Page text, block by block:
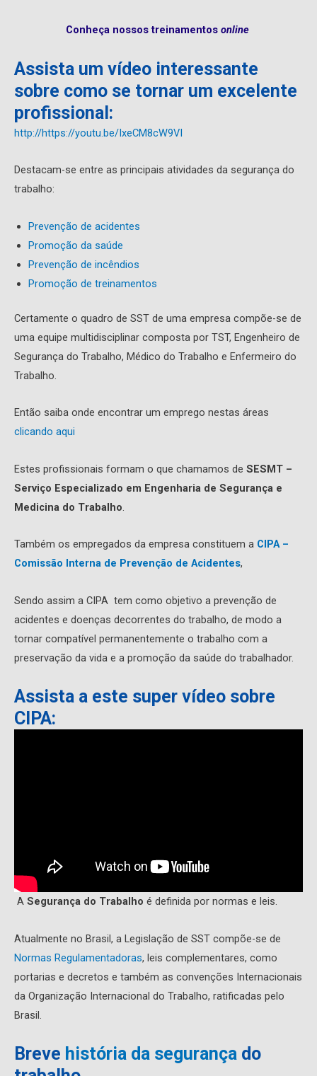
Conheça nossos treinamentos online
Assista um vídeo interessante
sobre como se tornar um excelente
profissional:
http://https://youtu.be/IxeCM8cW9VI
Destacam-se entre as principais atividades da segurança do
trabalho:
Prevenção de acidentes
Promoção da saúde
Prevenção de incêndios
Promoção de treinamentos
Certamente o quadro de SST de uma empresa compõe-se de
uma equipe multidisciplinar composta por TST, Engenheiro de
Segurança do Trabalho, Médico do Trabalho e Enfermeiro do
Trabalho.
Então saiba onde encontrar um emprego nestas áreas
clicando aqui
Estes profissionais formam o que chamamos de SESMT –
Serviço Especializado em Engenharia de Segurança e
Medicina do Trabalho.
Também os empregados da empresa constituem a CIPA –
Comissão Interna de Prevenção de Acidentes,
Sendo assim a CIPA tem como objetivo a prevenção de
acidentes e doenças decorrentes do trabalho, de modo a
tornar compatível permanentemente o trabalho com a
preservação da vida e a promoção da saúde do trabalhador.
Assista a este super vídeo sobre
CIPA:
A Segurança do Trabalho é definida por normas e leis.
Atualmente no Brasil, a Legislação de SST compõe-se de
Normas Regulamentadoras, leis complementares, como
portarias e decretos e também as convenções Internacionais
da Organização Internacional do Trabalho, ratificadas pelo
Brasil.
Breve história da segurança do